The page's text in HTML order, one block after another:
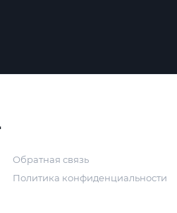
Обратная связь
Политика конфиденциальности